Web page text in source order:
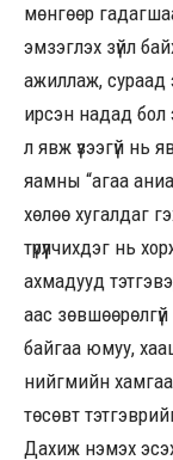
мөнгөөр
эмзэглэх зүйл
ажиллаж, сураад
ирсэн надад бол
л явж үзээгүй нь
яамны “агаа
хөлөө хугалдаг
түрүүлчихдэг нь
ахмадууд
аас
байгаа юмуу,
нийгмийн
төсөвт
Дахиж нэмэх